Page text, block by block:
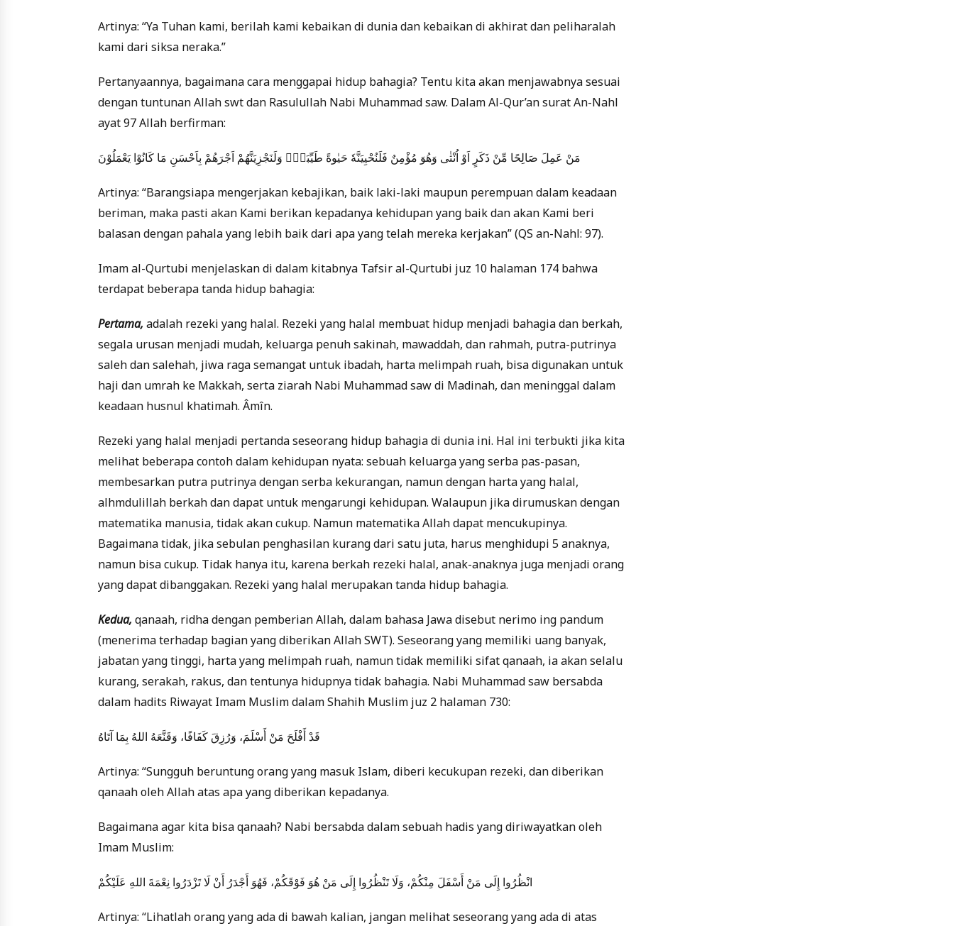
Artinya: “Ya Tuhan kami, berilah kami kebaikan di dunia dan kebaikan di akhirat dan peliharalah
kami dari siksa neraka.”
Pertanyaannya, bagaimana cara menggapai hidup bahagia? Tentu kita akan menjawabnya sesuai
dengan tuntunan Allah swt dan Rasulullah Nabi Muhammad saw. Dalam Al-Qur’an surat An-Nahl
ayat 97 Allah berfirman:
مَنْ عَمِلَ صَالِحًا مِّنْ ذَكَرٍ اَوْ اُنْثٰى وَهُوَ مُؤْمِنٌ فَلَنُحْيِيَنَّهٗ حَيٰوةً طَيِّبَةًۚ وَلَنَجْزِيَنَّهُمْ اَجْرَهُمْ بِاَحْسَنِ مَا كَانُوْا يَعْمَلُوْنَ
Artinya: “Barangsiapa mengerjakan kebajikan, baik laki-laki maupun perempuan dalam keadaan
beriman, maka pasti akan Kami berikan kepadanya kehidupan yang baik dan akan Kami beri
balasan dengan pahala yang lebih baik dari apa yang telah mereka kerjakan” (QS an-Nahl: 97).
Imam al-Qurtubi menjelaskan di dalam kitabnya Tafsir al-Qurtubi juz 10 halaman 174 bahwa
terdapat beberapa tanda hidup bahagia:
Pertama, adalah rezeki yang halal. Rezeki yang halal membuat hidup menjadi bahagia dan berkah,
segala urusan menjadi mudah, keluarga penuh sakinah, mawaddah, dan rahmah, putra-putrinya
saleh dan salehah, jiwa raga semangat untuk ibadah, harta melimpah ruah, bisa digunakan untuk
haji dan umrah ke Makkah, serta ziarah Nabi Muhammad saw di Madinah, dan meninggal dalam
keadaan husnul khatimah. Âmîn.
Rezeki yang halal menjadi pertanda seseorang hidup bahagia di dunia ini. Hal ini terbukti jika kita
melihat beberapa contoh dalam kehidupan nyata: sebuah keluarga yang serba pas-pasan,
membesarkan putra putrinya dengan serba kekurangan, namun dengan harta yang halal,
alhmdulillah berkah dan dapat untuk mengarungi kehidupan. Walaupun jika dirumuskan dengan
matematika manusia, tidak akan cukup. Namun matematika Allah dapat mencukupinya.
Bagaimana tidak, jika sebulan penghasilan kurang dari satu juta, harus menghidupi 5 anaknya,
namun bisa cukup. Tidak hanya itu, karena berkah rezeki halal, anak-anaknya juga menjadi orang
yang dapat dibanggakan. Rezeki yang halal merupakan tanda hidup bahagia.
Kedua, qanaah, ridha dengan pemberian Allah, dalam bahasa Jawa disebut nerimo ing pandum
(menerima terhadap bagian yang diberikan Allah SWT). Seseorang yang memiliki uang banyak,
jabatan yang tinggi, harta yang melimpah ruah, namun tidak memiliki sifat qanaah, ia akan selalu
kurang, serakah, rakus, dan tentunya hidupnya tidak bahagia. Nabi Muhammad saw bersabda
dalam hadits Riwayat Imam Muslim dalam Shahih Muslim juz 2 halaman 730:
قَدْ أَفْلَحَ مَنْ أَسْلَمَ، وَرُزِقَ كَفَافًا، وَقَنَّعَهُ اللهُ بِمَا آتَاهُ
Artinya: “Sungguh beruntung orang yang masuk Islam, diberi kecukupan rezeki, dan diberikan
qanaah oleh Allah atas apa yang diberikan kepadanya.
Bagaimana agar kita bisa qanaah? Nabi bersabda dalam sebuah hadis yang diriwayatkan oleh
Imam Muslim:
انْظُرُوا إِلَى مَنْ أَسْفَلَ مِنْكُمْ، وَلَا تَنْظُرُوا إِلَى مَنْ هُوَ فَوْقَكُمْ، فَهُوَ أَجْدَرُ أَنْ لَا تَزْدَرُوا نِعْمَةَ اللهِ عَلَيْكُمْ
Artinya: “Lihatlah orang yang ada di bawah kalian, jangan melihat seseorang yang ada di atas